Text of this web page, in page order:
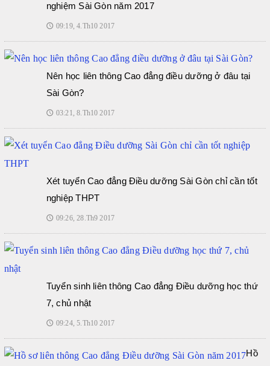
nghiệm Sài Gòn năm 2017
🕔 09:19, 4.Th10 2017
Nên học liên thông Cao đẳng điều dưỡng ở đâu tại
Sài Gòn?
🕔 03:21, 8.Th10 2017
Xét tuyển Cao đẳng Điều dưỡng Sài Gòn chỉ cần tốt
nghiệp THPT
🕔 09:26, 28.Th9 2017
Tuyển sinh liên thông Cao đẳng Điều dưỡng học thứ
7, chủ nhật
🕔 09:24, 5.Th10 2017
Hồ